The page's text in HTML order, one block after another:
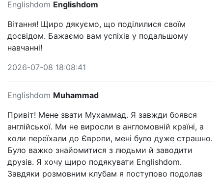
Englishdom Englishdom
Вітання! Щиро дякуємо, що поділилися своїм
досвідом. Бажаємо вам успіхів у подальшому
навчанні!
2026-07-08 18:08:41
Englishdom Muhammad
Привіт! Мене звати Мухаммад. Я завжди боявся
англійської. Ми не виросли в англомовній країні, а
коли переїхали до Європи, мені було дуже страшно.
Було важко знайомитися з людьми й заводити
друзів. Я хочу щиро подякувати Englishdom.
Завдяки розмовним клубам я поступово подолав